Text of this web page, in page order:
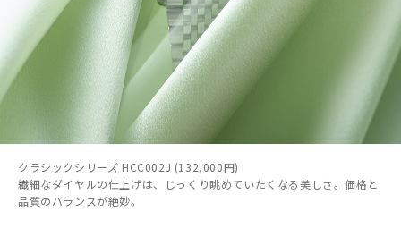
クラシックシリーズ HCC002J (132,000円)
繊細なダイヤルの仕上げは、じっくり眺めていたくなる美しさ。価格と
品質のバランスが絶妙。